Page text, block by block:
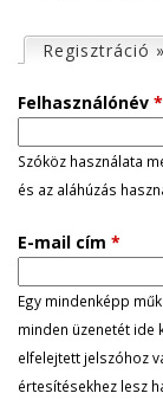
hely
l
s
ő
d
l
e
g
Regisztráció »
Felhasználónév *
Szóköz használata
és az aláhúzás
E-mail cím *
Egy mindenképp
minden üzenetét ide
elfelejtett jelszóhoz
értesítésekhez lesz